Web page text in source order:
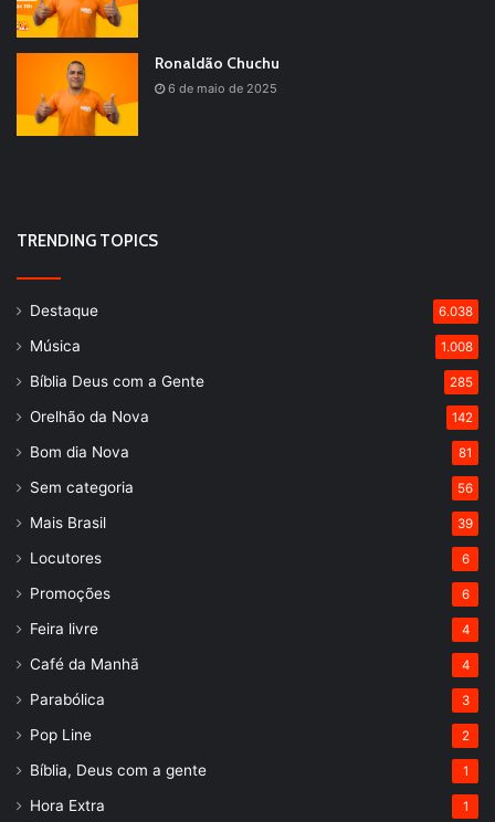
Ronaldão Chuchu
6 de maio de 2025
TRENDING TOPICS
Destaque 6.038
Música 1.008
Bíblia Deus com a Gente 285
Orelhão da Nova 142
Bom dia Nova 81
Sem categoria 56
Mais Brasil 39
Locutores 6
Promoções 6
Feira livre 4
Café da Manhã 4
Parabólica 3
Pop Line 2
Bíblia, Deus com a gente 1
Hora Extra 1